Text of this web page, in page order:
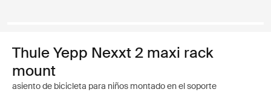
Thule Yepp Nexxt 2 maxi rack
mount
asiento de bicicleta para niños montado en el soporte